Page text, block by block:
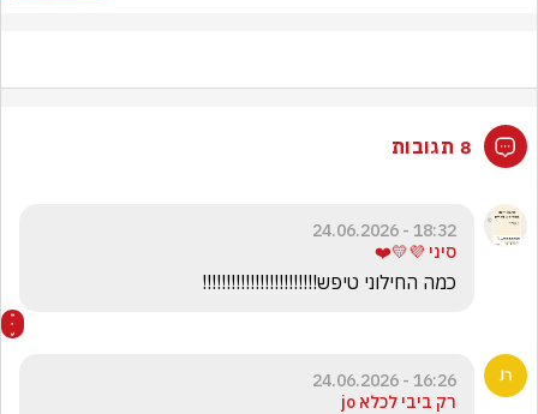
8 תגובות
18:32 - 24.06.2026
סיני 💜💛❤️
כמה החילוני טיפש!!!!!!!!!!!!!!!!!!!!!!!!
16:26 - 24.06.2026
רק ביבי לכלא jo